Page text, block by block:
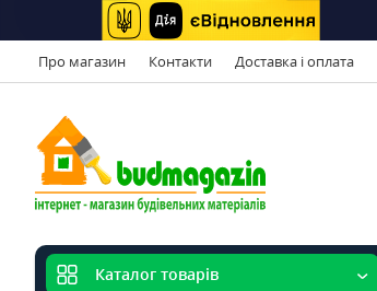
Про магазин Контакти Доставка і оплата
Каталог товарів